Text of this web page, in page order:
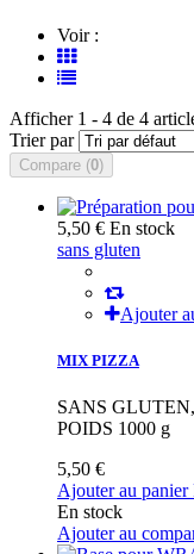
Voir :
Afficher 1 - 4 de 4
Trier par
Compare (0)
5,50 € En stock
sans gluten
Ajouter
MIX PIZZA
SANS
POIDS 1000 g
5,50 €
Ajouter au panier
En stock
Ajouter au